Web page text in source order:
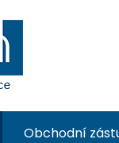
Obchodní